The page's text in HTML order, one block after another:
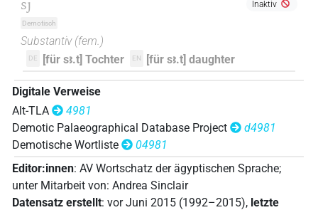
sj
Demotisch
Inaktiv
Substantiv (fem. )
DE [für sꜣ.t] Tochter EN [für sꜣ.t] daughter
Digitale Verweise
Alt-TLA
4981
Demotic Palaeographical Database Project
d4981
Demotische Wortliste
04981
Editor:innen: AV Wortschatz der ägyptischen Sprache;
unter Mitarbeit von: Andrea Sinclair
Datensatz erstellt: vor Juni 2015 (1992–2015), letzte